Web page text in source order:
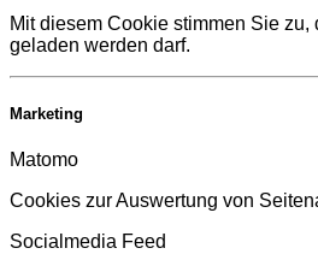
Mit diesem Cookie stimmen Sie zu,
geladen werden darf.
Marketing
Matomo
Cookies zur Auswertung von
Socialmedia Feed